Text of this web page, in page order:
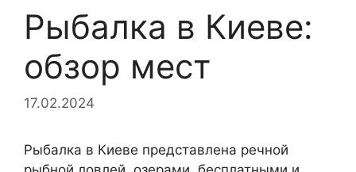
Рыбалка в Киеве:
обзор мест
17.02.2024
Рыбалка в Киеве представлена речной